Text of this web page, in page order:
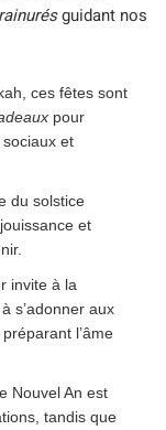
guidant nos
ces fêtes sont
pour
et
du solstice
et
invite à la
s’adonner aux
l’âme
Nouvel An est
tandis que